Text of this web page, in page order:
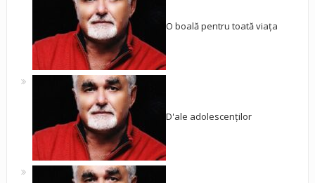
O boală pentru toată viața
D'ale adolescenților